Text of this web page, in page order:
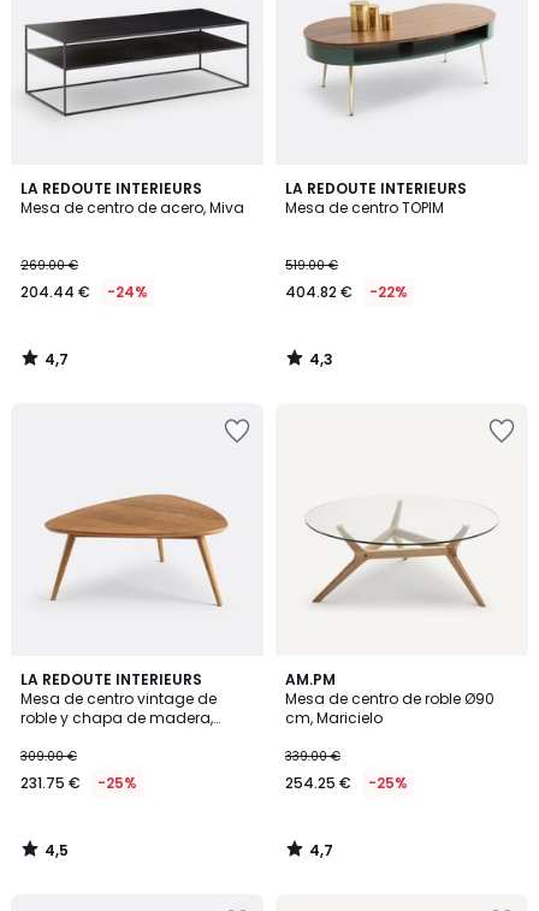
LA REDOUTE INTERIEURS
Mesa de centro de acero, Miva
269.00 €
204.44 € -24%
4,7
/ 5
4,7
/
LA REDOUTE INTERIEURS
Mesa de centro TOPIM
519.00 €
404.82 € -22%
4,3
/ 5
4,3
/
LA REDOUTE INTERIEURS
Mesa de centro vintage de
roble y chapa de madera,
309.00 €
231.75 € -25%
4,5
/ 5
4,5
/
AM.PM
Mesa de centro de roble Ø90
cm, Maricielo
339.00 €
254.25 € -25%
4,7
/ 5
4,7
/